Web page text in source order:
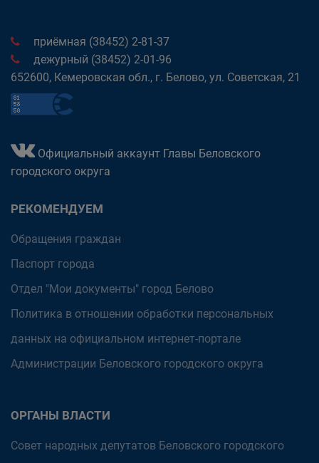
приёмная (38452) 2-81-37
дежурный (38452) 2-01-96
652600, Кемеровская обл., г. Белово, ул. Советская, 21
Официальный аккаунт Главы Беловского
городского округа
РЕКОМЕНДУЕМ
Обращения граждан
Паспорт города
Отдел "Мои документы" город Белово
Политика в отношении обработки персональных
данных на официальном интернет-портале
Администрации Беловского городского округа
ОРГАНЫ ВЛАСТИ
Совет народных депутатов Беловского городского